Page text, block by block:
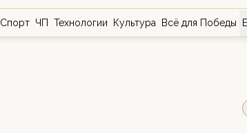
Спорт ЧП Технологии Культура Всё для Победы